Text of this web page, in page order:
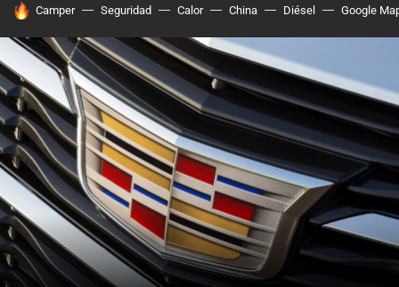
HOY SE HABLA DE
Camper Seguridad Calor China Diésel Google